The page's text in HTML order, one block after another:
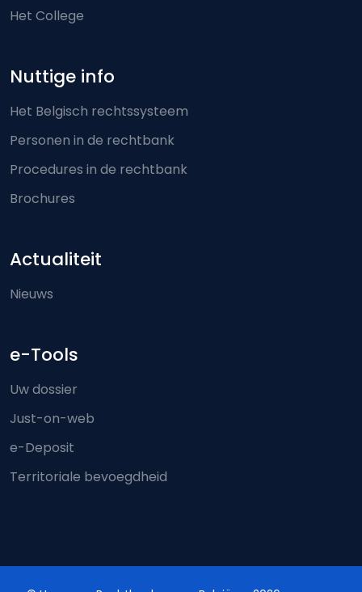
Het College
Nuttige info
Het Belgisch rechtssysteem
Personen in de rechtbank
Procedures in de rechtbank
Brochures
Actualiteit
Nieuws
e-Tools
Uw dossier
Just-on-web
e-Deposit
Territoriale bevoegdheid